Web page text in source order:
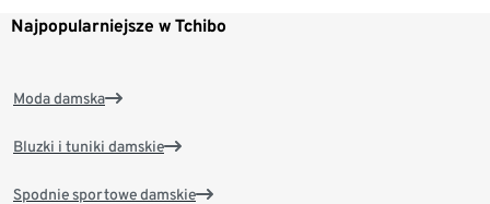
Najpopularniejsze w Tchibo
Moda damska
Bluzki i tuniki damskie
Spodnie sportowe damskie